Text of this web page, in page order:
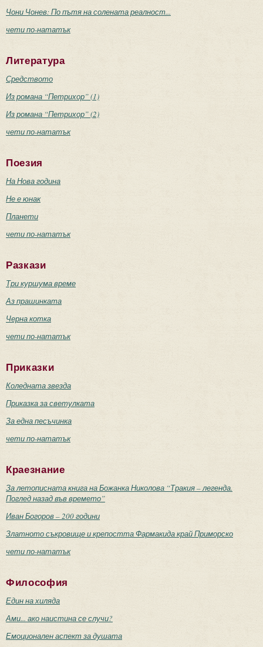
Чони Чонев: По пътя на солената реалност...
чети по-нататък
Литература
Средството
Из романа “Петрихор” (1)
Из романа “Петрихор” (2)
чети по-нататък
Поезия
На Нова година
Не е юнак
Планети
чети по-нататък
Разкази
Три куршума време
Аз прашинката
Черна котка
чети по-нататък
Приказки
Коледната звезда
Приказка за светулката
За една песъчинка
чети по-нататък
Краезнание
За летописната книга на Божанка Николова “Тракия – легенда.
Поглед назад във времето”
Иван Богоров – 200 години
Златното съкровище и крепостта Фармакида край Приморско
чети по-нататък
Философия
Един на хиляда
Ами... ако наистина се случи?
Емоционален аспект за душата